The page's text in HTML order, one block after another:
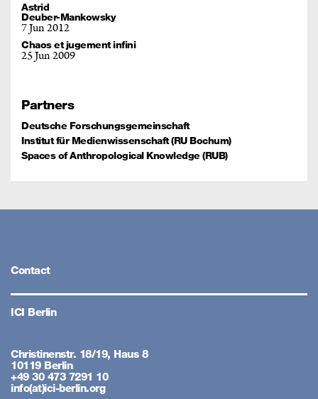
Astrid
Deuber-Mankowsky
7 Jun 2012
Chaos et jugement infini
25 Jun 2009
Partners
Deutsche Forschungsgemeinschaft
Institut für Medienwissenschaft (RU Bochum)
Spaces of Anthropological Knowledge (RUB)
Contact
ICI Berlin
Christinenstr. 18/19, Haus 8
10119 Berlin
+49 30 473 7291 10
info(at)ici-berlin.org